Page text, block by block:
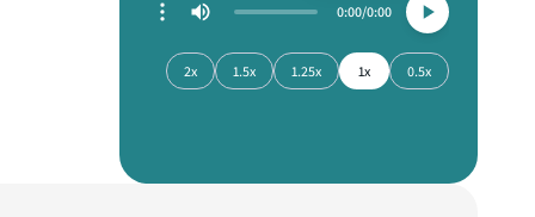
0:00
0:00
0.5x
1x
1.25x
1.5x
2x